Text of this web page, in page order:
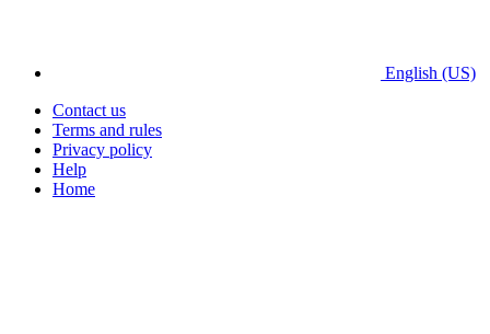
English (US)
Contact us
Terms and rules
Privacy policy
Help
Home